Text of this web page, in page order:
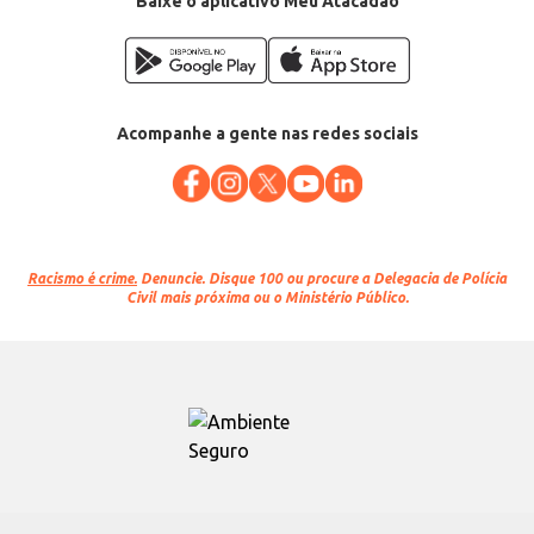
Acompanhe a gente nas redes sociais
Racismo é crime. Denuncie. Disque 100 ou procure a Delegacia de Polícia
Civil mais próxima ou o Ministério Público.